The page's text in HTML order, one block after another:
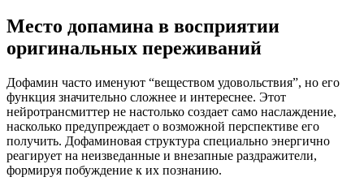
Место допамина в восприятии
оригинальных переживаний
Дофамин часто именуют “веществом удовольствия”, но его
функция значительно сложнее и интереснее. Этот
нейротрансмиттер не настолько создает само наслаждение,
насколько предупреждает о возможной перспективе его
получить. Дофаминовая структура специально энергично
реагирует на неизведанные и внезапные раздражители,
формируя побуждение к их познанию.